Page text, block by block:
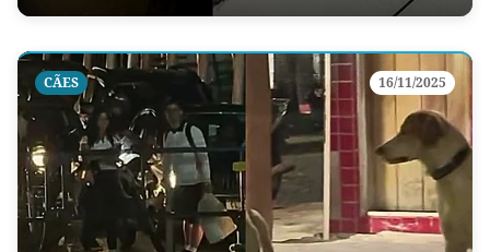
CÃES 16/11/2025